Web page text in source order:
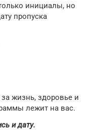
инициалы, но
пропуска
жизнь, здоровье и
лежит на вас.
и дату.